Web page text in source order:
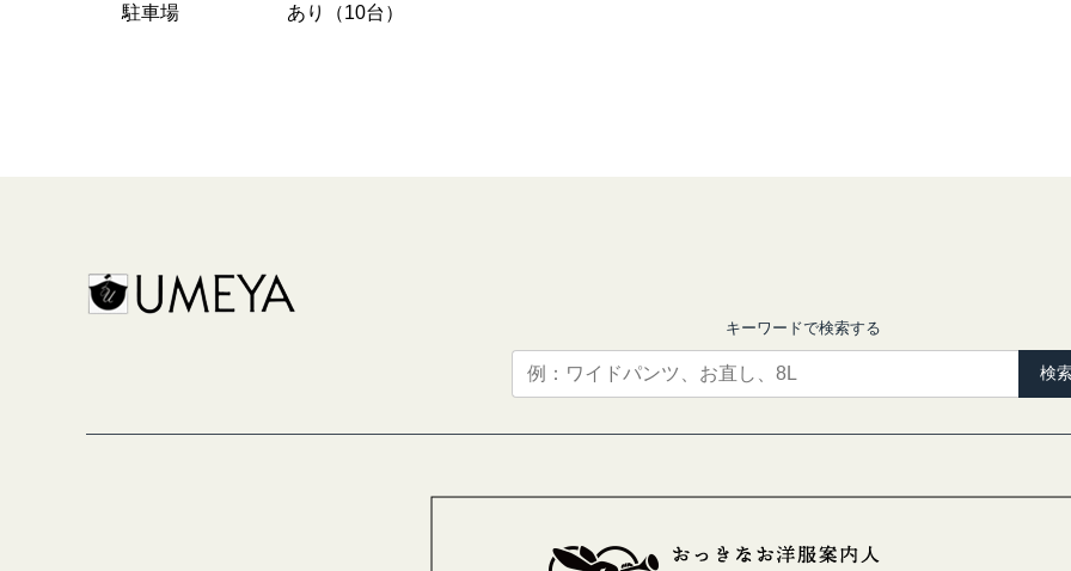
駐車場 あり（10台）
キーワードで検索する
検